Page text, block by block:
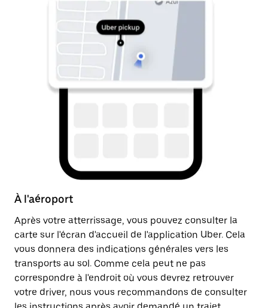
À l'aéroport
Après votre atterrissage, vous pouvez consulter la
carte sur l'écran d'accueil de l'application Uber. Cela
vous donnera des indications générales vers les
transports au sol. Comme cela peut ne pas
correspondre à l'endroit où vous devrez retrouver
votre driver, nous vous recommandons de consulter